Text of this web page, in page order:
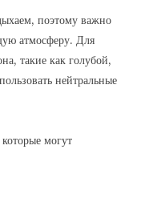
поэтому важно
атмосферу. Для
такие как голубой,
нейтральные
могут